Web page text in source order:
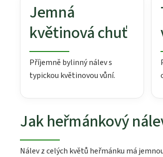
Jemná
květinová chuť
Příjemně bylinný nálev s
typickou květinovou vůní.
Jak heřmánkový
Nálev z celých květů heřmánku má